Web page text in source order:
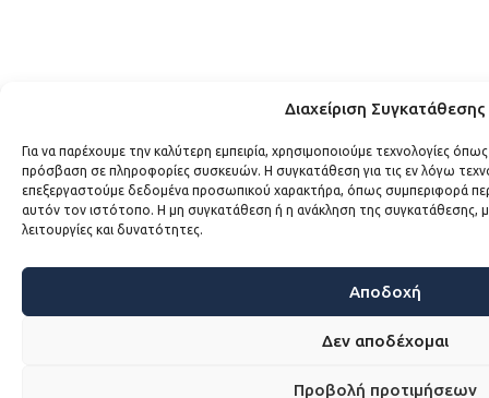
Διαχείριση Συγκατάθεσης
Για να παρέχουμε την καλύτερη εμπειρία, χρησιμοποιούμε τεχνολογίες
πρόσβαση σε πληροφορίες συσκευών. Η συγκατάθεση για τις εν λόγω
επεξεργαστούμε δεδομένα προσωπικού χαρακτήρα, όπως συμπεριφορά
αυτόν τον ιστότοπο. Η μη συγκατάθεση ή η ανάκληση της συγκατάθεσης,
λειτουργίες και δυνατότητες.
Αποδοχή
Δεν αποδέχομαι
Προβολή προτιμήσεων